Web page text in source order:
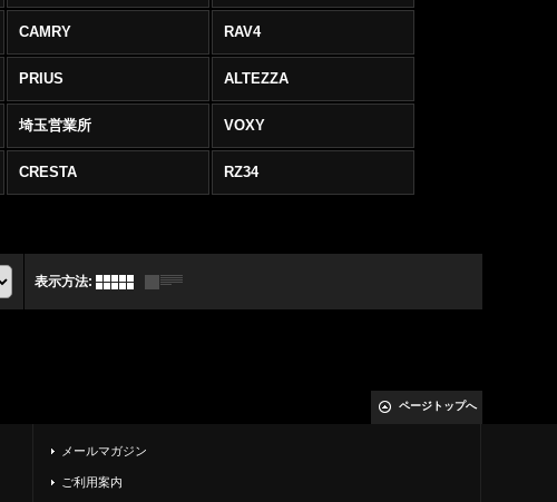
CAMRY RAV4
PRIUS ALTEZZA
埼玉営業所 VOXY
CRESTA RZ34
表示方法:
ページトップへ
メールマガジン
ご利用案内